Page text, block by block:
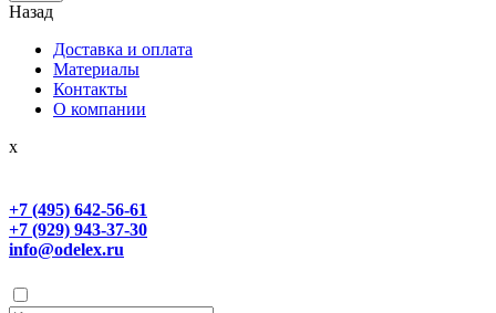
Назад
Доставка и оплата
Материалы
Контакты
О компании
x
+7 (495) 642-56-61
+7 (929) 943-37-30
info@odelex.ru